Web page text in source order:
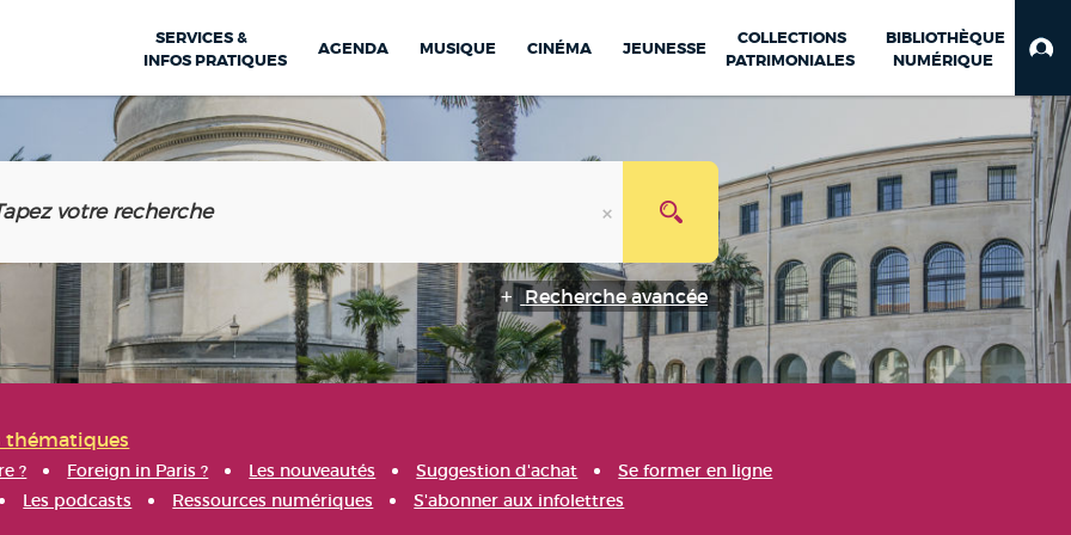
SERVICES &
INFOS PRATIQUES
AGENDA MUSIQUE CINÉMA JEUNESSE
COLLECTIONS
PATRIMONIALES
BIBLIOTHÈQUE
NUMÉRIQUE
Recherche avancée
thématiques
? Foreign in Paris ? Les nouveautés Suggestion d'achat
Se former en ligne
Les podcasts Ressources numériques S'abonner aux infolettres